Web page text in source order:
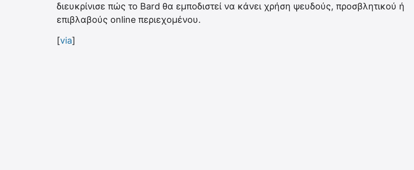
διευκρίνισε πώς το Bard θα εμποδιστεί να κάνει χρήση ψευδούς, προσβλητικού ή
επιβλαβούς online περιεχομένου.
[via]